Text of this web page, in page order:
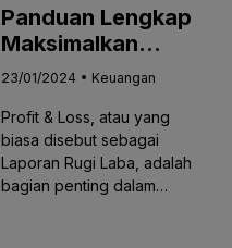
Panduan Lengkap
Maksimalkan
Kesuksesan Bisnis
Memahami Profit &
Loss
23/01/2024 • Keuangan
Profit & Loss, atau yang
biasa disebut sebagai
Laporan Rugi Laba, adalah
bagian penting dalam